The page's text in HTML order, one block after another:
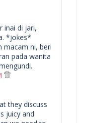
inai di jari,
*jokes*
macam ni, beri
pada wanita
they discuss
juicy and